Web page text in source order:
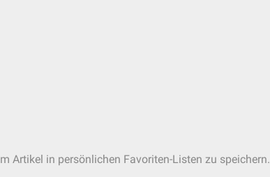
Artikel in persönlichen Favoriten-Listen zu speichern.